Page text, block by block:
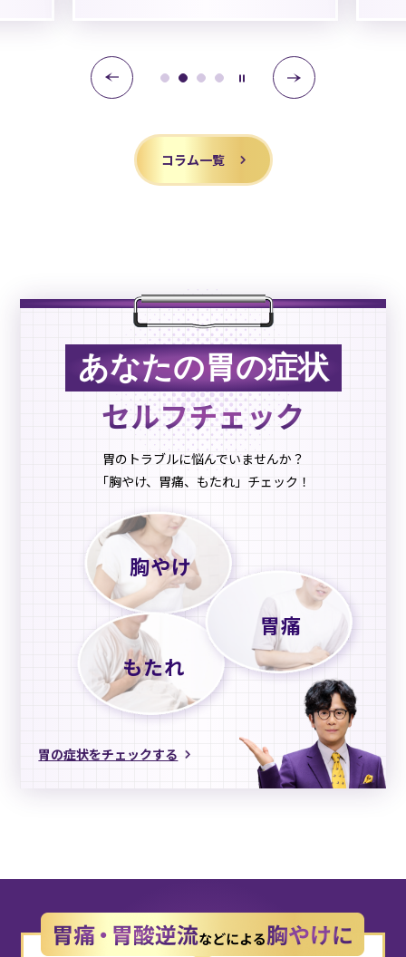
0 1 2 3
コラム一覧
あなたの胃の症状
セルフチェック
胃のトラブルに悩んでいませんか？
「胸やけ、胃痛、もたれ」チェック！
胸やけ
胃痛
もたれ
胃の症状をチェックする